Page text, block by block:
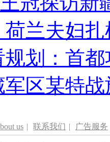
荷兰夫妇
划：首
军区某特
us | 联系我们 | 广告服务